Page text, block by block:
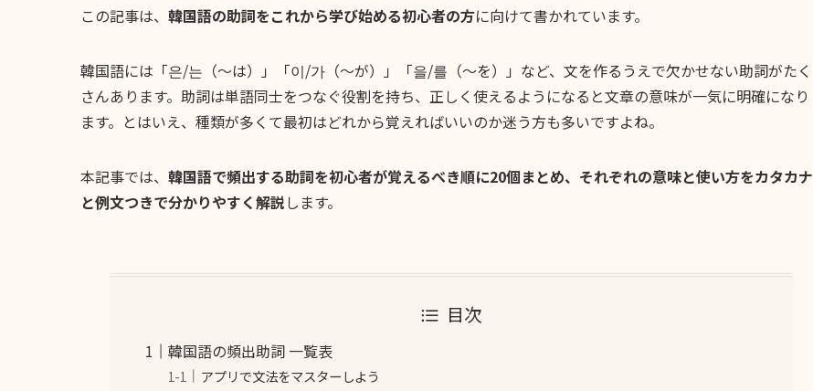
この記事は、 韓国語の助詞をこれから学び始める初心者の方に向けて書かれています。
韓国語には「은/는（〜は）」「이/가（〜が）」「을/를（〜を）」など、文を作るうえで欠かせない助詞がたく
さんあります。助詞は単語同士をつなぐ役割を持ち、正しく使えるようになると文章の意味が一気に明確になり
ます。とはいえ、種類が多くて最初はどれから覚えればいいのか迷う方も多いですよね。
本記事では、 韓国語で頻出する助詞を初心者が覚えるべき順に20個まとめ、それぞれの意味と使い方をカタカナ
と例文つきで分かりやすく解説します。
目次
韓国語の頻出助詞 一覧表
アプリで文法をマスターしよう